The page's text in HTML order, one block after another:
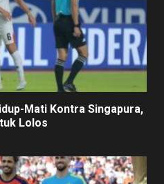
Mati Kontra Singapura,
Lolos